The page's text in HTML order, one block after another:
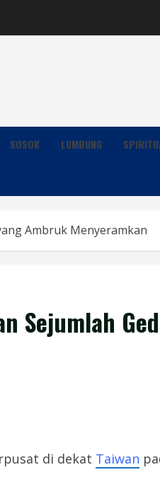
SOSOK LUMBUNG
Ambruk Menyeramkan
Sejumlah
di dekat Taiwan